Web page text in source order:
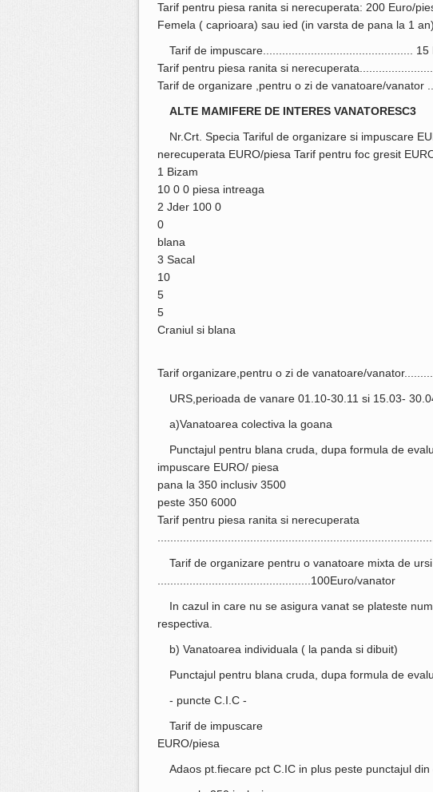
Tarif pentru piesa ranita si nerecuperata: 200 Euro/
Femela ( caprioara) sau ied (in varsta de pana la 1
Tarif de impuscare............................................... 15
Tarif pentru piesa ranita si
Tarif de organizare ,pentru o zi de vanatoare/vanator
ALTE MAMIFERE DE INTERES VANATORESC3
Nr.Crt. Specia Tariful de organizare si impuscare
nerecuperata EURO/piesa Tarif pentru foc gresit
1 Bizam
10 0 0 piesa intreaga
2 Jder 100 0
0
blana
3 Sacal
10
5
5
Craniul si blana
Tarif organizare,pentru o zi de vanatoare/
URS,perioada de vanare 01.10-30.11 si 15.03-
a)Vanatoarea colectiva la goana
Punctajul pentru blana cruda, dupa formula de
impuscare EURO/ piesa
pana la 350 inclusiv 3500
peste 350 6000
Tarif pentru piesa ranita si nerecuperata
Tarif de organizare pentru o vanatoare mixta de
................................................100Euro/vanator
In cazul in care nu se asigura vanat se plateste
respectiva.
b) Vanatoarea individuala ( la panda si dibuit)
Punctajul pentru blana cruda, dupa formula de
- puncte C.I.C -
Tarif de impuscare
EURO/piesa
Adaos pt.fiecare pct C.IC in plus peste punctajul din